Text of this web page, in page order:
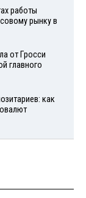
работы
рынку в
от Гросси
главного
как